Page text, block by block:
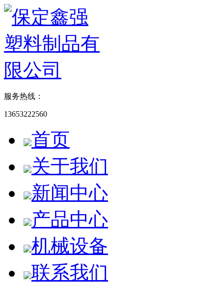
服务热线：
13653222560
首页
关于我们
新闻中心
产品中心
机械设备
联系我们